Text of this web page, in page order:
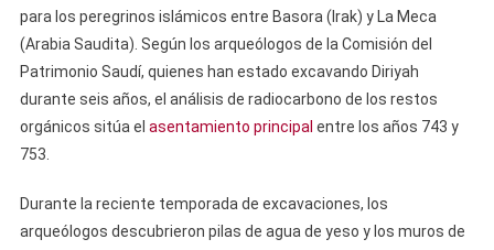
para los peregrinos islámicos entre Basora (Irak) y La Meca
(Arabia Saudita). Según los arqueólogos de la Comisión del
Patrimonio Saudí, quienes han estado excavando Diriyah
durante seis años, el análisis de radiocarbono de los restos
orgánicos sitúa el asentamiento principal entre los años 743 y
753.
Durante la reciente temporada de excavaciones, los
arqueólogos descubrieron pilas de agua de yeso y los muros de